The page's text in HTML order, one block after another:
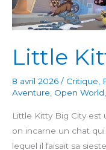
Little
8 avril 2026 / Critique
Aventure Open World
Little Kitty Big City est
on incarne un chat
lequel il faisait sa